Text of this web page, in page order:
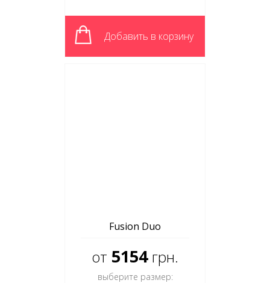
Добавить в корзину
Fusion Duo
от 5154 грн.
выберите размер: